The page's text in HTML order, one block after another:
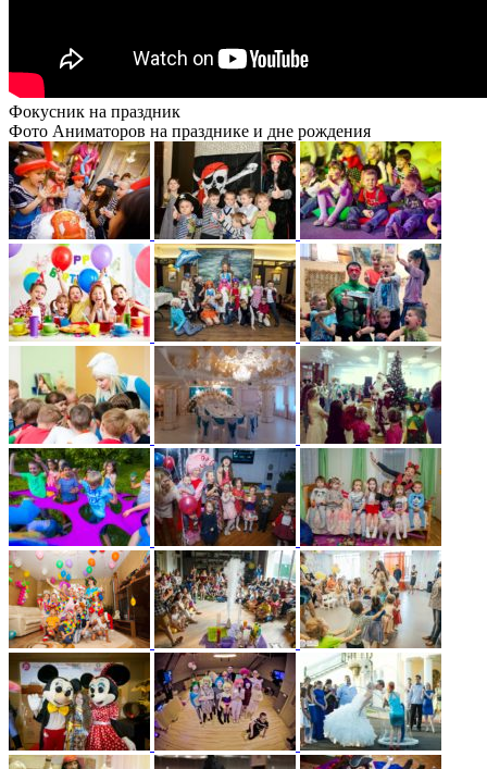
Фокусник на праздник
Фото Аниматоров на празднике и дне рождения